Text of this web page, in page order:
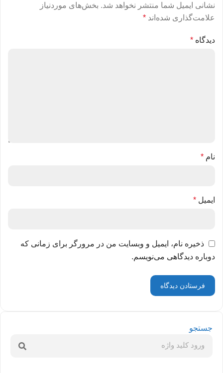
نشانی ایمیل شما منتشر نخواهد شد. بخش‌های موردنیاز
علامت‌گذاری شده‌اند *
دیدگاه *
نام *
ایمیل *
ذخیره نام، ایمیل و وبسایت من در مرورگر برای زمانی که
دوباره دیدگاهی می‌نویسم.
جستجو